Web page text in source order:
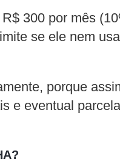
300 por mês
se ele nem
porque
e eventual